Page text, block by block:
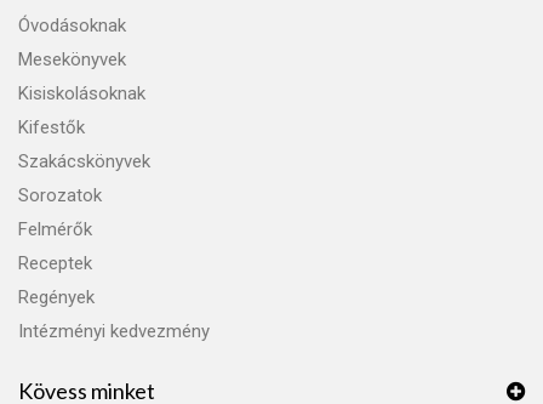
Óvodásoknak
Mesekönyvek
Kisiskolásoknak
Kifestők
Szakácskönyvek
Sorozatok
Felmérők
Receptek
Regények
Intézményi kedvezmény
Kövess minket